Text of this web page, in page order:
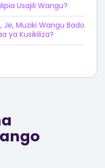
Usajili Wangu?
Je, Muziki Wangu Bado
ya Kusikiliza?